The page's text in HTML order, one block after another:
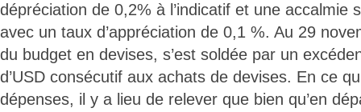
dépréciation de 0,2% à l’indicatif et une accalmie
avec un taux d’appréciation de 0,1 %. Au 29
du budget en devises, s’est soldée par un
d’USD consécutif aux achats de devises. En ce
dépenses, il y a lieu de relever que bien qu’en